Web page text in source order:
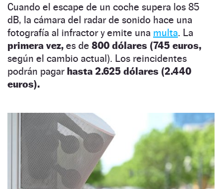
Cuando el escape de un coche supera los 85
dB, la cámara del radar de sonido hace una
fotografía al infractor y emite una multa. La
primera vez, es de 800 dólares (745 euros,
según el cambio actual). Los reincidentes
podrán pagar hasta 2.625 dólares (2.440
euros).